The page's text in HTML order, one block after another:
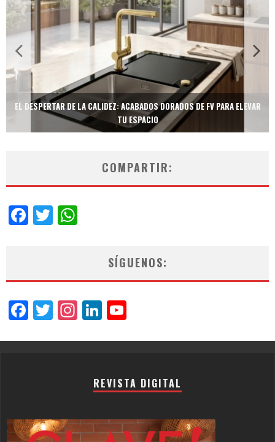
DE FV PARA ELEVAR
TECNOLOGÍA Y BIENESTAR DE VANGUARDIA:
COMPARTIR:
Facebook
Twitter
SÍGUENOS:
Facebook
Twitter
Instagram
LinkedIn
REVISTA DIGITAL